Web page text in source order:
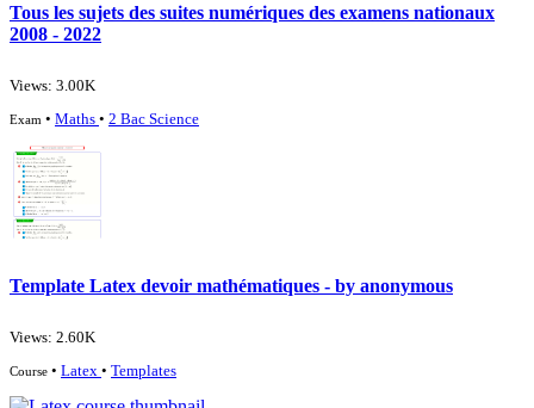
Tous les sujets des suites numériques des examens nationaux
2008 - 2022
Views: 3.00K
Exam • Maths • 2 Bac Science
Template Latex devoir mathématiques - by anonymous
Views: 2.60K
Course • Latex • Templates